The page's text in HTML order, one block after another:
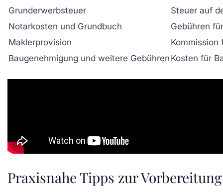
Grunderwerbsteuer
Steuer auf
Notarkosten und Grundbuch
Gebühren
Maklerprovision
Kommission
Baugenehmigung und weitere Gebühren Kosten für
Praxisnahe Tipps zur